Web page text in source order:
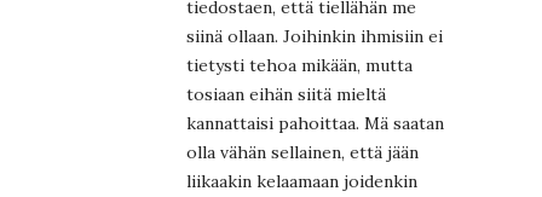
tiedostaen, että tiellähän me
siinä ollaan. Joihinkin ihmisiin ei
tietysti tehoa mikään, mutta
tosiaan eihän siitä mieltä
kannattaisi pahoittaa. Mä saatan
olla vähän sellainen, että jään
liikaakin kelaamaan joidenkin